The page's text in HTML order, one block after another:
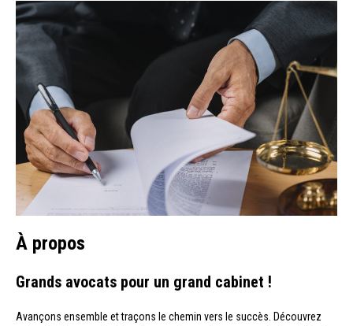
À propos
Grands avocats pour un grand cabinet !
Avançons ensemble et traçons le chemin vers le succès. Découvrez